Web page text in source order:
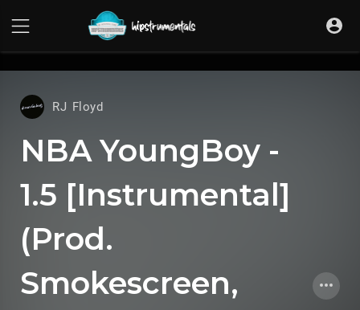
RJ Floyd
NBA YoungBoy -
1.5 [Instrumental]
(Prod.
Smokescreen,